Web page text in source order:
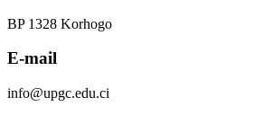
BP 1328 Korhogo
E-mail
info@upgc.edu.ci